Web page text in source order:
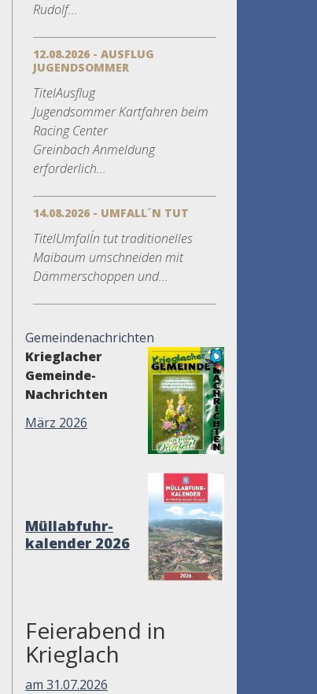
Rudolf...
12.08.2026 - AUSFLUG
JUGENDSOMMER
TitelAusflug
Jugendsommer Kartfahren beim
Racing Center
Greinbach Anmeldung
erforderlich...
14.08.2026 - UMFALL´N TUT
TitelUmfall´n tut traditionelles
Maibaum umschneiden mit
Dämmerschoppen und...
Gemeindenachrichten
Krieglacher
Gemeinde-
Nachrichten
März 2026
Müllabfuhr-
kalender 2026
Feierabend in
Krieglach
am 31.07.2026